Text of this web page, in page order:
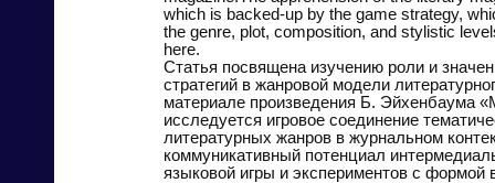
which is backed-up by the game strategy,
the genre, plot, composition, and stylistic
here.
Статья посвящена изучению роли и
стратегий в жанровой модели
материале произведения Б. Эйхенбаума
исследуется игровое соединение
литературных жанров в журнальном
коммуникативный потенциал
языковой игры и экспериментов с формой